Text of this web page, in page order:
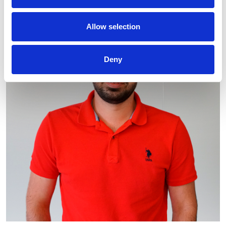
Allow selection
Deny